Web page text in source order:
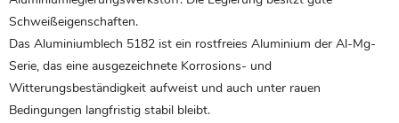
Schweißeigenschaften.
Das Aluminiumblech 5182 ist ein rostfreies Aluminium der Al-Mg-
Serie, das eine ausgezeichnete Korrosions- und
Witterungsbeständigkeit aufweist und auch unter rauen
Bedingungen langfristig stabil bleibt.